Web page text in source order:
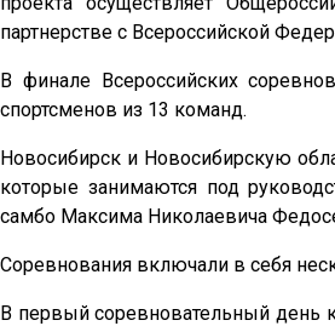
партнерстве с Всероссийской
В финале Всероссийских
спортсменов из 13 команд.
Новосибирск и Новосибирскую
которые занимаются под
самбо Максима Николаевича
Соревнования включали в себя
В первый соревновательный день